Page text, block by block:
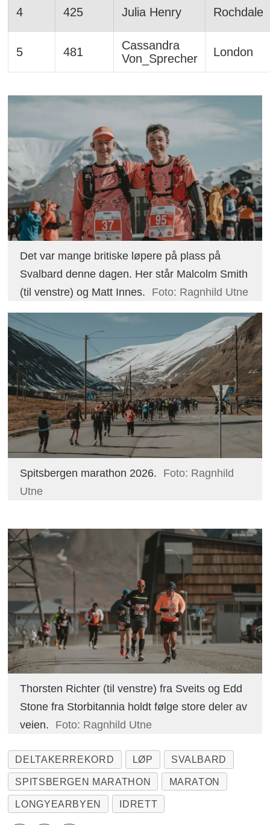
4 425 Julia Henry Rochdale
5 481
Cassandra
Von_Sprecher
London
Det var mange britiske løpere på plass på
Svalbard denne dagen. Her står Malcolm Smith
(til venstre) og Matt Innes.
Foto: Ragnhild Utne
Spitsbergen marathon 2026.
Foto: Ragnhild
Utne
Thorsten Richter (til venstre) fra Sveits og Edd
Stone fra Storbitannia holdt følge store deler av
veien.
Foto: Ragnhild Utne
DELTAKERREKORD LØP SVALBARD
SPITSBERGEN MARATHON MARATON
LONGYEARBYEN IDRETT